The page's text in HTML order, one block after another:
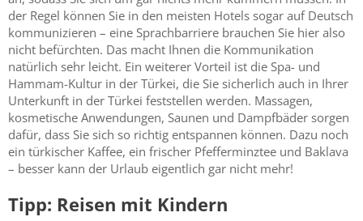
der Regel können Sie in den meisten Hotels sogar auf Deutsch
kommunizieren – eine Sprachbarriere brauchen Sie hier also
nicht befürchten. Das macht Ihnen die Kommunikation
natürlich sehr leicht. Ein weiterer Vorteil ist die Spa- und
Hammam-Kultur in der Türkei, die Sie sicherlich auch in Ihrer
Unterkunft in der Türkei feststellen werden. Massagen,
kosmetische Anwendungen, Saunen und Dampfbäder sorgen
dafür, dass Sie sich so richtig entspannen können. Dazu noch
ein türkischer Kaffee, ein frischer Pfefferminztee und Baklava
– besser kann der Urlaub eigentlich gar nicht mehr!
Tipp: Reisen mit Kindern